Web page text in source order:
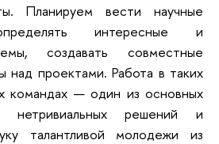
Планируем вести научные
интересные и
создавать совместные
над проектами. Работа в таких
командах — один из основных
нетривиальных решений и
талантливой молодежи из